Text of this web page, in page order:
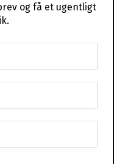
og få et ugentligt